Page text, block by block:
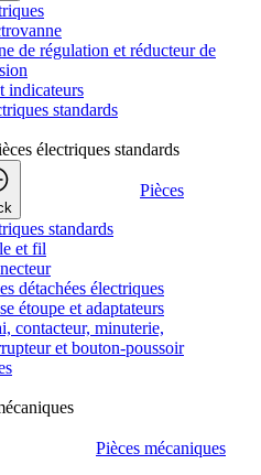
de régulation et réducteur de
indicateurs
standards
électriques standards
Pièces
standards
et fil
détachées électriques
étoupe et adaptateurs
contacteur, minuterie,
et bouton-poussoir
Pièces mécaniques